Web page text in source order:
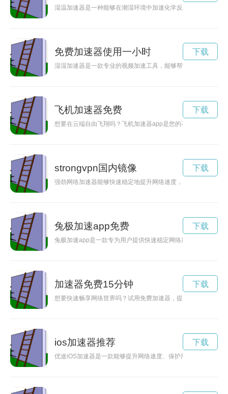
湿温加速器是一种能够在潮湿环境中加速化学反应的设备，通
免费加速器使用一小时
湿湿加速器是一款专业的视频加速工具，能够帮助用户提升网
下载
飞机加速器免费
想要在云端自由飞翔吗？飞机加速器app是您的不二选择！快
下载
strongvpn国内镜像
强劲网络加速器能够快速稳定地提升网络速度，让用户畅游互
下载
兔极加速app免费
兔极加速app是一款专为用户提供快速稳定网络加速服务的应
下载
加速器免费15分钟
想要快速畅享网络世界吗？试用免费加速器，提升网络速度，畅
下载
ios加速器推荐
优途iOS加速器是一款能够提升网络速度、保护用户隐私的强大
下载